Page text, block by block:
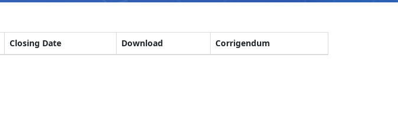
Closing Date Download Corrigendum